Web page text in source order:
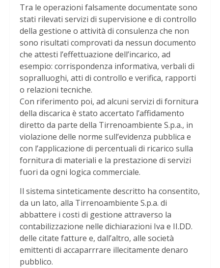
Tra le operazioni falsamente documentate sono
stati rilevati servizi di supervisione e di controllo
della gestione o attività di consulenza che non
sono risultati comprovati da nessun documento
che attesti l’effettuazione dell’incarico, ad
esempio: corrispondenza informativa, verbali di
sopralluoghi, atti di controllo e verifica, rapporti
o relazioni tecniche.
Con riferimento poi, ad alcuni servizi di fornitura
della discarica è stato accertato l’affidamento
diretto da parte della Tirrenoambiente S.p.a., in
violazione delle norme sull’evidenza pubblica e
con l’applicazione di percentuali di ricarico sulla
fornitura di materiali e la prestazione di servizi
fuori da ogni logica commerciale.
Il sistema sinteticamente descritto ha consentito,
da un lato, alla Tirrenoambiente S.p.a. di
abbattere i costi di gestione attraverso la
contabilizzazione nelle dichiarazioni Iva e II.DD.
delle citate fatture e, dall’altro, alle società
emittenti di accaparrrare illecitamente denaro
pubblico.